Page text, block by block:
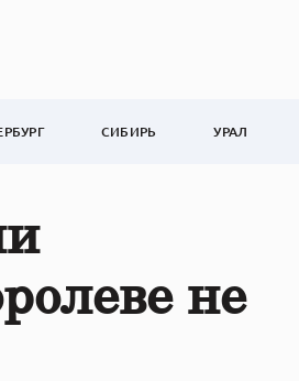
СИБИРЬ УРАЛ
не